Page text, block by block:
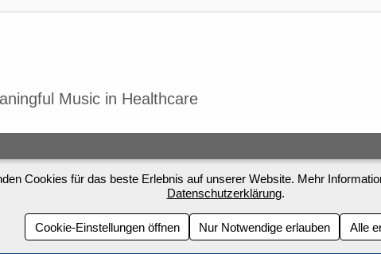
Music in Healthcare
Cookies für das beste Erlebnis auf unserer Website. Mehr
Datenschutzerklärung.
Cookie-Einstellungen öffnen Nur Notwendige erlauben Alle